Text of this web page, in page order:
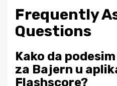
Frequently
Questions
Kako da
za Bajern u
Flashscore?